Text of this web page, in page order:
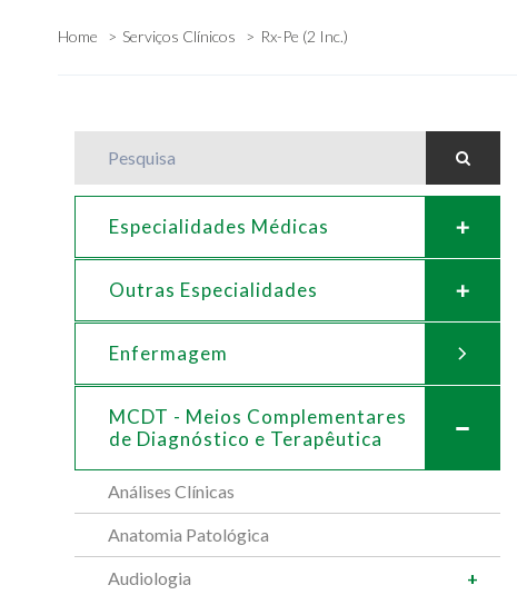
Home Serviços Clínicos Rx-Pe (2 Inc.)
Especialidades Médicas
Outras Especialidades
Enfermagem
MCDT - Meios Complementares
de Diagnóstico e Terapêutica
Análises Clínicas
Anatomia Patológica
Audiologia